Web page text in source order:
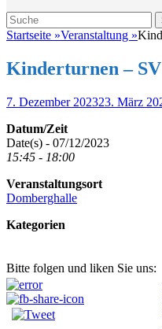
Suche
Suche
nach:
Startseite »Veranstaltung »
Kinderturnen –
Veröffentlicht
7. Dezember 202323. März
Datum/Zeit
Date(s) - 07/12/2023
15:45 - 18:00
Veranstaltungsort
Domberghalle
Kategorien
Bitte folgen und liken Sie uns:
Beitragsnavigation